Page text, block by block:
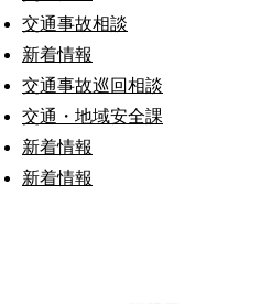
交通事故相談
新着情報
交通事故巡回相談
交通・地域安全課
新着情報
新着情報